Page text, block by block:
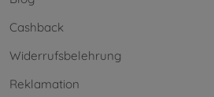
Cashback
Widerrufsbelehrung
Reklamation